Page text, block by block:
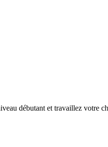
débutant et travaillez votre